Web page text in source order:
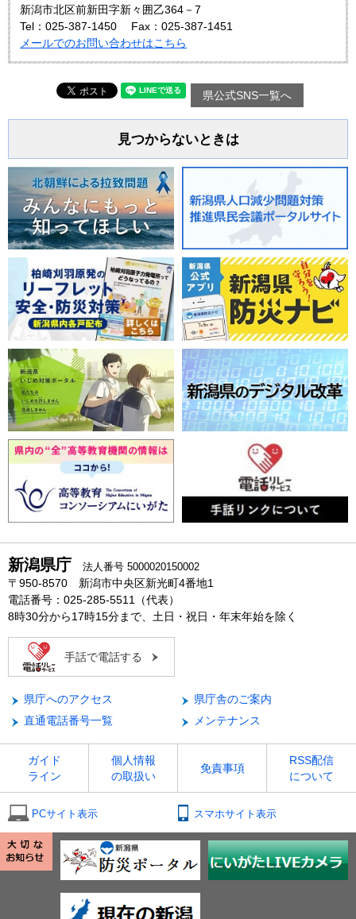
新潟市北区前新田字新々囲乙364－7
Tel：025-387-1450
Fax：025-387-1451
メールでのお問い合わせはこちら
県公式SNS一覧へ
見つからないときは
新潟県庁 法人番号 5000020150002
〒950-8570 新潟市中央区新光町4番地1
電話番号：025-285-5511（代表）
8時30分から17時15分まで、土日・祝日・年末年始を除く
手話で電話する
県庁へのアクセス
県庁舎のご案内
直通電話番号一覧
メンテナンス
ガイド
ライン
個人情報
の取扱い
免責事項
RSS配信
について
PCサイト表示 スマホサイト表示